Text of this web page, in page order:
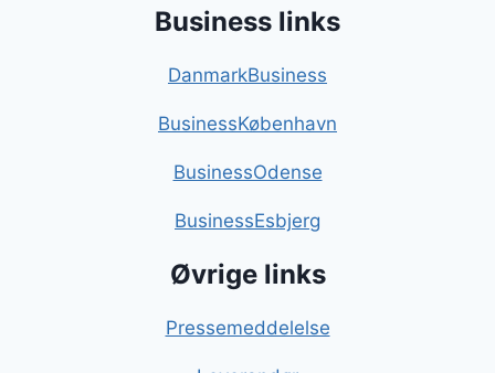
Business links
DanmarkBusiness
BusinessKøbenhavn
BusinessOdense
BusinessEsbjerg
Øvrige links
Pressemeddelelse